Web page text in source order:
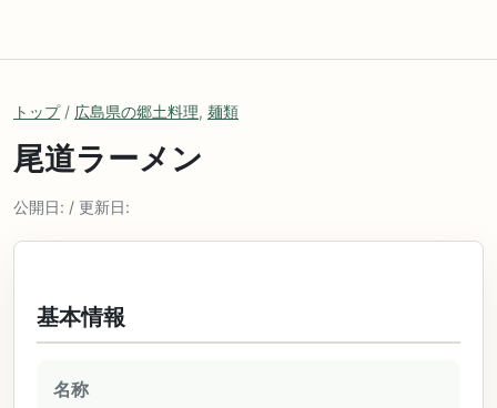
トップ/ 広島県の郷土料理, 麺類
尾道ラーメン
公開日: / 更新日:
基本情報
名称